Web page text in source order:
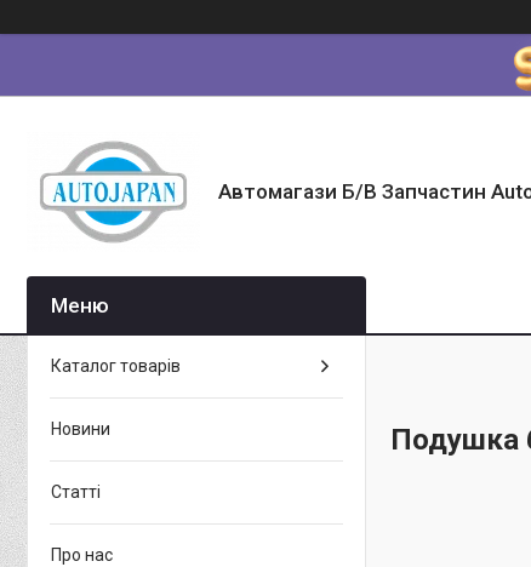
Автомагази Б/В Запчастин
Подушка
Каталог товарів
Новини
Статті
Про нас